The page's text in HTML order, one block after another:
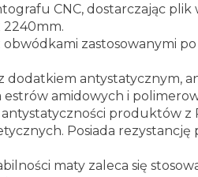
CNC, dostarczając plik
2240mm.
zastosowanymi
dodatkiem antystatycznym,
amidowych i
produktów z
Posiada rezystancję
maty zaleca się